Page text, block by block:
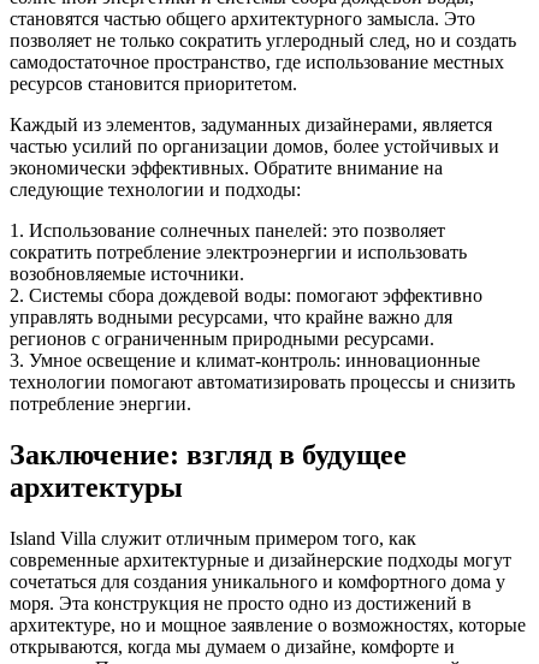
становятся частью общего архитектурного замысла. Это
позволяет не только сократить углеродный след, но и создать
самодостаточное пространство, где использование местных
ресурсов становится приоритетом.
Каждый из элементов, задуманных дизайнерами, является
частью усилий по организации домов, более устойчивых и
экономически эффективных. Обратите внимание на
следующие технологии и подходы:
1. Использование солнечных панелей: это позволяет
сократить потребление электроэнергии и использовать
возобновляемые источники.
2. Системы сбора дождевой воды: помогают эффективно
управлять водными ресурсами, что крайне важно для
регионов с ограниченным природными ресурсами.
3. Умное освещение и климат-контроль: инновационные
технологии помогают автоматизировать процессы и снизить
потребление энергии.
Заключение: взгляд в будущее
архитектуры
Island Villa служит отличным примером того, как
современные архитектурные и дизайнерские подходы могут
сочетаться для создания уникального и комфортного дома у
моря. Эта конструкция не просто одно из достижений в
архитектуре, но и мощное заявление о возможностях, которые
открываются, когда мы думаем о дизайне, комфорте и